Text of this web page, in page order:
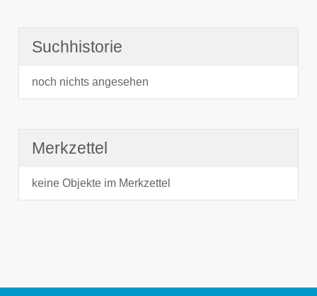
Suchhistorie
noch nichts angesehen
Merkzettel
keine Objekte im Merkzettel